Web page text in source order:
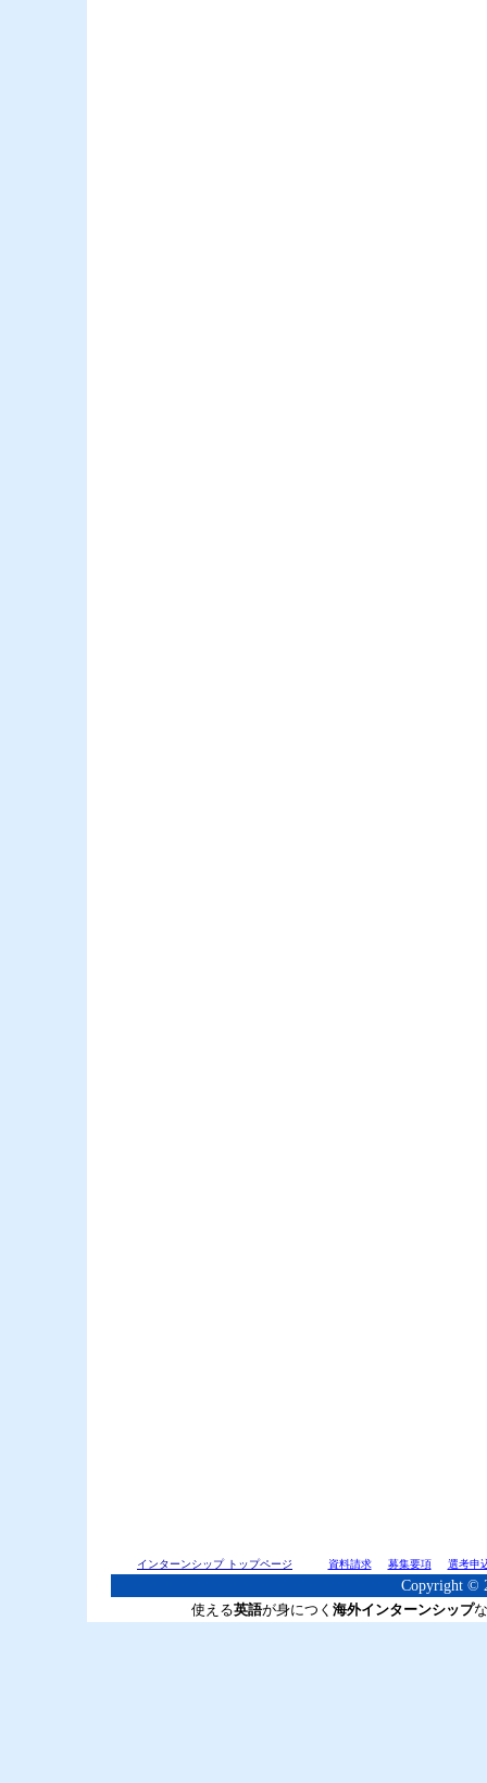
インターンシップ トップページ 資料請求 募集要項 選考申
Copyright ©
使える英語が身につく 海外インターンシップ